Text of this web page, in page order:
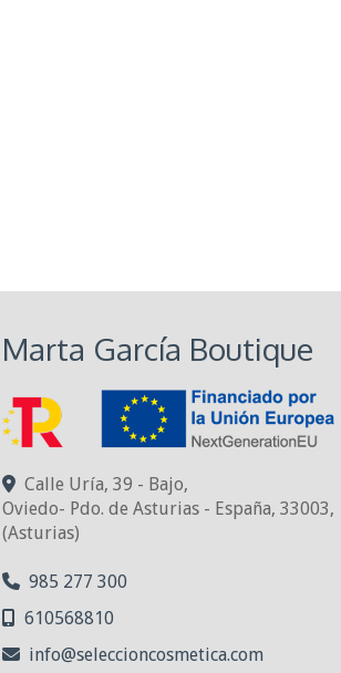
Marta García Boutique
Calle Uría, 39 - Bajo,
Oviedo- Pdo. de Asturias - España, 33003,
(Asturias)
985 277 300
610568810
info
seleccioncosmetica.com